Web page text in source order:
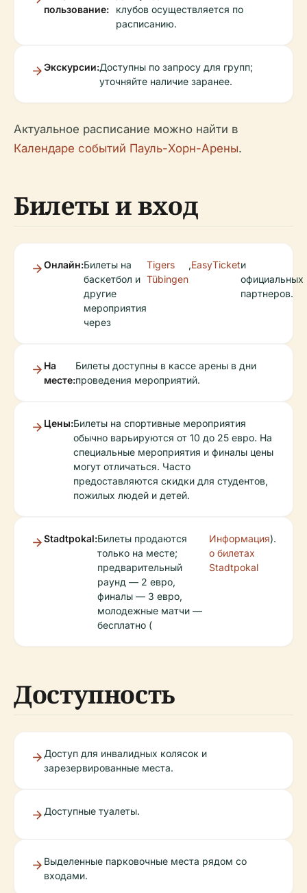
пользование:
клубов осуществляется по
расписанию.
Экскурсии:Доступны по запросу для групп;
уточняйте наличие заранее.
Актуальное расписание можно найти в
Календаре событий Пауль-Хорн-Арены.
Билеты и вход
Онлайн:Билеты на
баскетбол и
другие
мероприятия
через
Tigers
Tübingen
,EasyTicketи
официальных
партнеров.
На
месте:
Билеты доступны в кассе арены в дни
проведения мероприятий.
Цены:Билеты на спортивные мероприятия
обычно варьируются от 10 до 25 евро. На
специальные мероприятия и финалы цены
могут отличаться. Часто
предоставляются скидки для студентов,
пожилых людей и детей.
Stadtpokal:Билеты продаются
только на месте;
предварительный
раунд — 2 евро,
финалы — 3 евро,
молодежные матчи —
бесплатно (
Информация
о билетах
Stadtpokal
).
Доступность
Доступ для инвалидных колясок и
зарезервированные места.
Доступные туалеты.
Выделенные парковочные места рядом со
входами.